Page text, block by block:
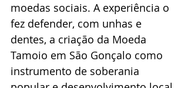
moedas sociais. A experiência o
fez defender, com unhas e
dentes, a criação da Moeda
Tamoio em São Gonçalo como
instrumento de soberania